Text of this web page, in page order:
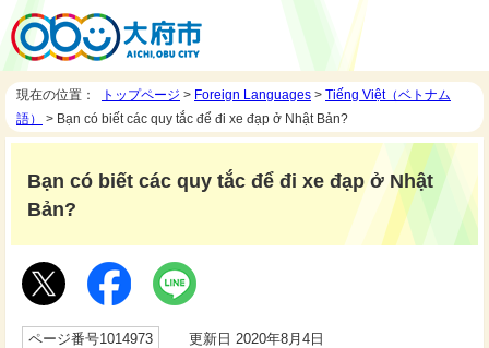
現在の位置： トップページ > Foreign Languages > Tiếng Việt（ベトナム
語）
> Bạn có biết các quy tắc để đi xe đạp ở Nhật Bản?
Bạn có biết các quy tắc để đi xe đạp ở Nhật
Bản?
ページ番号1014973 更新日 2020年8月4日